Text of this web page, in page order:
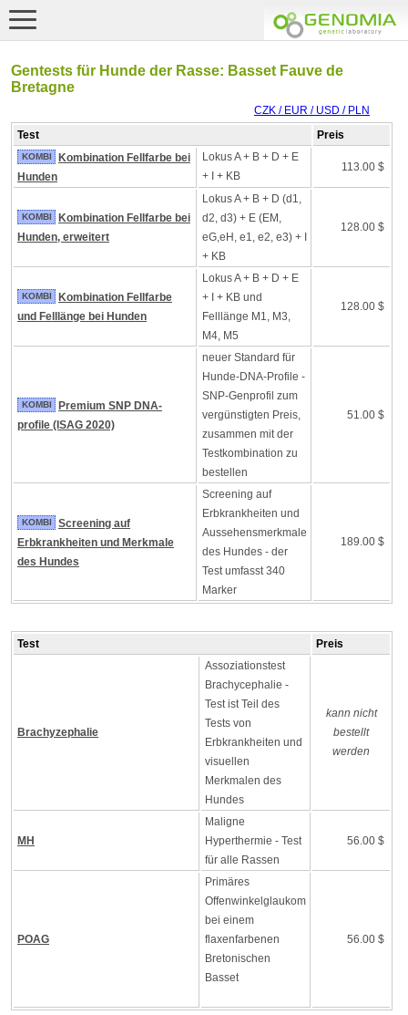
Gentests für Hunde der Rasse: Basset Fauve de
Bretagne
CZK / EUR / USD / PLN
Test
Preis
KOMBI
Kombination Fellfarbe bei
Hunden
Lokus A + B + D + E
+ I + KB
113.00 $
KOMBI
Kombination Fellfarbe bei
Hunden, erweitert
Lokus A + B + D (d1,
d2, d3) + E (EM,
eG,eH, e1, e2, e3) + I
+ KB
128.00 $
KOMBI
Kombination Fellfarbe
und Felllänge bei Hunden
Lokus A + B + D + E
+ I + KB und
Felllänge M1, M3,
M4, M5
128.00 $
KOMBI
Premium SNP DNA-
profile (ISAG 2020)
neuer Standard für
Hunde-DNA-Profile -
SNP-Genprofil zum
vergünstigten Preis,
zusammen mit der
Testkombination zu
bestellen
51.00 $
KOMBI
Screening auf
Erbkrankheiten und Merkmale
des Hundes
Screening auf
Erbkrankheiten und
Aussehensmerkmale
des Hundes - der
Test umfasst 340
Marker
189.00 $
Test Preis
Brachyzephalie
Assoziationstest
Brachycephalie -
Test ist Teil des
Tests von
Erbkrankheiten und
visuellen
Merkmalen des
Hundes
kann nicht
bestellt
werden
MH
Maligne
Hyperthermie - Test
für alle Rassen
56.00 $
POAG
Primäres
Offenwinkelglaukom
bei einem
flaxenfarbenen
Bretonischen
Basset
56.00 $